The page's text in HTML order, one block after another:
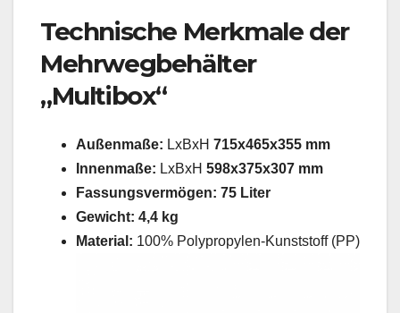
Technische Merkmale der
Mehrwegbehälter
„Multibox“
Außenmaße: LxBxH 715x465x355 mm
Innenmaße: LxBxH 598x375x307 mm
Fassungsvermögen: 75 Liter
Gewicht: 4,4 kg
Material: 100% Polypropylen-Kunststoff (PP)